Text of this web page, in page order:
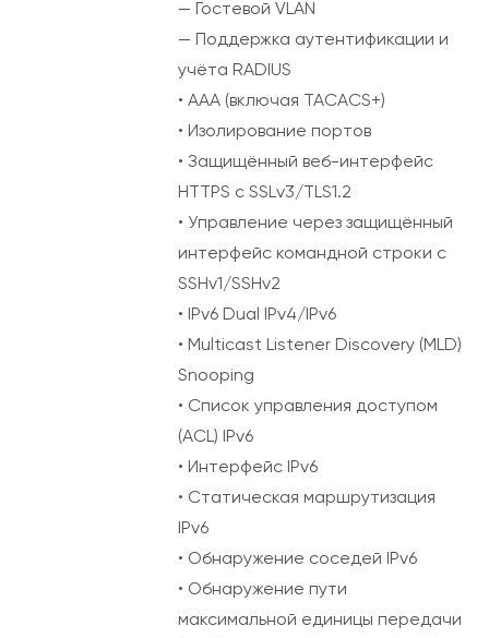
— Гостевой VLAN
— Поддержка аутентификации и
учёта RADIUS
• AAA (включая TACACS+)
• Изолирование портов
• Защищённый веб-интерфейс
HTTPS с SSLv3/TLS1.2
• Управление через защищённый
интерфейс командной строки с
SSHv1/SSHv2
• IPv6 Dual IPv4/IPv6
• Multicast Listener Discovery (MLD)
Snooping
• Список управления доступом
(ACL) IPv6
• Интерфейс IPv6
• Статическая маршрутизация
IPv6
• Обнаружение соседей IPv6
• Обнаружение пути
максимальной единицы передачи